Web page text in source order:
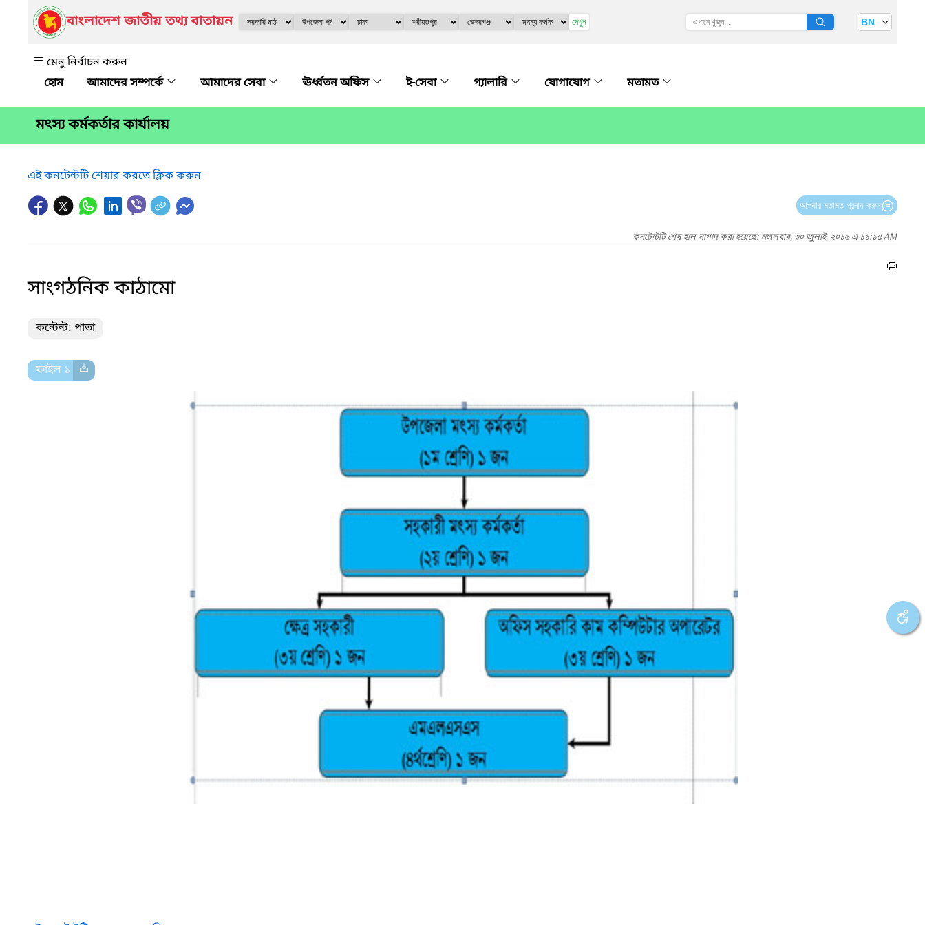
বাংলাদেশ জাতীয় তথ্য বাতায়ন দেখুন BN
মেনু নির্বাচন করুন
আমাদের সম্পর্কে
আমাদের সেবা ঊর্ধ্বতন অফিস ই-সেবা গ্যালারি যোগাযোগ মতামত
মৎস্য কর্মকর্তার কার্যালয়
এই কনটেন্টটি শেয়ার করতে ক্লিক করুন
আপনার মতামত প্রদান করুন
কনটেন্টটি শেষ হাল-নাগাদ করা হয়েছে: মঙ্গলবার, ৩০ জুলাই, ২০১৯ এ ১১:১৫ AM
সাংগঠনিক কাঠামো
কন্টেন্ট: পাতা
ফাইল ১